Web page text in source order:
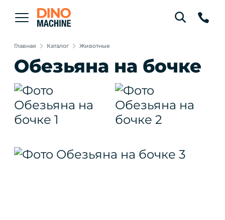
Главная Каталог Животные
Обезьяна на бочке